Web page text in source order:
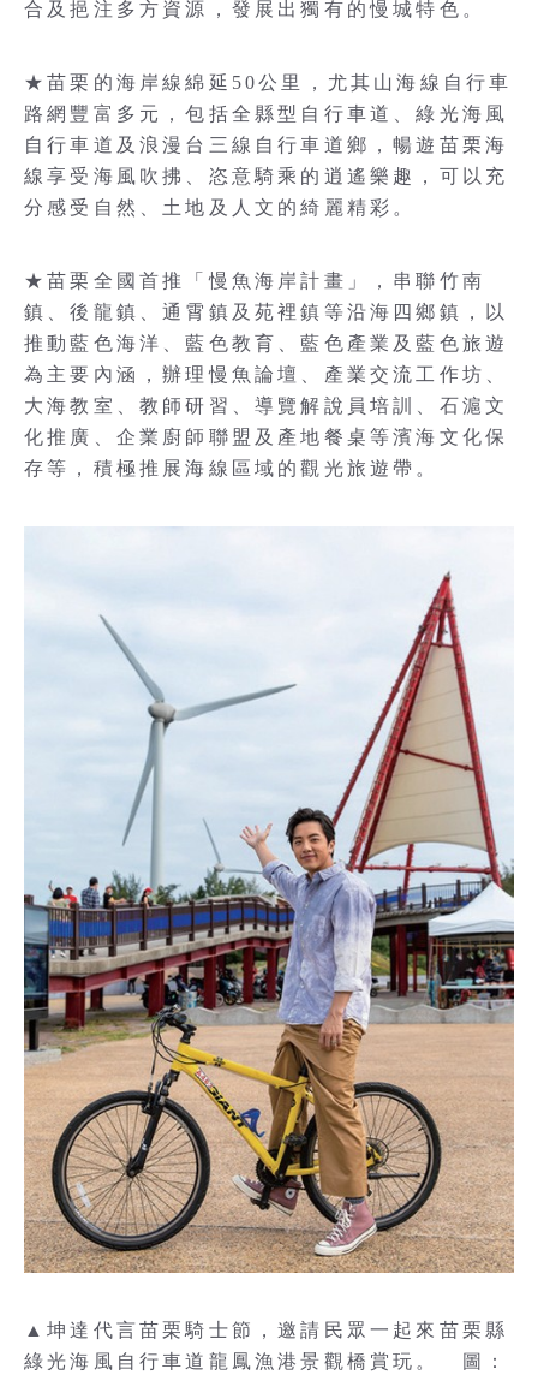
合及挹注多方資源，發展出獨有的慢城特色。
★苗栗的海岸線綿延50公里，尤其山海線自行車
路網豐富多元，包括全縣型自行車道、綠光海風
自行車道及浪漫台三線自行車道鄉，暢遊苗栗海
線享受海風吹拂、恣意騎乘的逍遙樂趣，可以充
分感受自然、土地及人文的綺麗精彩。
★苗栗全國首推「慢魚海岸計畫」，串聯竹南
鎮、後龍鎮、通霄鎮及苑裡鎮等沿海四鄉鎮，以
推動藍色海洋、藍色教育、藍色產業及藍色旅遊
為主要內涵，辦理慢魚論壇、產業交流工作坊、
大海教室、教師研習、導覽解說員培訓、石滬文
化推廣、企業廚師聯盟及產地餐桌等濱海文化保
存等，積極推展海線區域的觀光旅遊帶。
▲坤達代言苗栗騎士節，邀請民眾一起來苗栗縣
綠光海風自行車道龍鳳漁港景觀橋賞玩。 圖：